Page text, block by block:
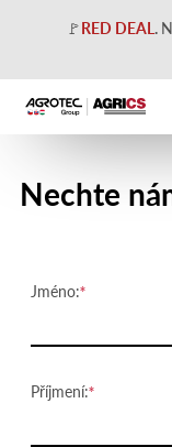
🚩RED DEAL.
Nechte
Jméno:
Příjmení: